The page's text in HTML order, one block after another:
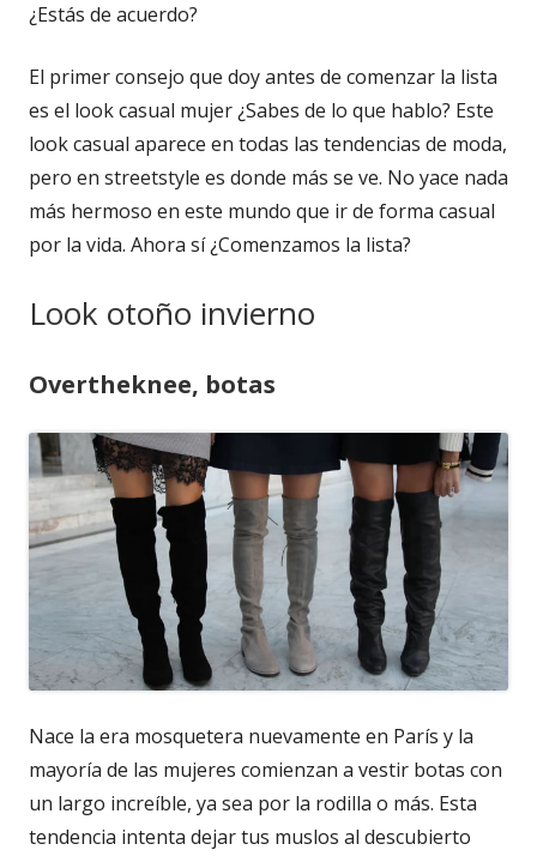
¿Estás de acuerdo?
El primer consejo que doy antes de comenzar la lista
es el look casual mujer ¿Sabes de lo que hablo? Este
look casual aparece en todas las tendencias de moda,
pero en streetstyle es donde más se ve. No yace nada
más hermoso en este mundo que ir de forma casual
por la vida. Ahora sí ¿Comenzamos la lista?
Look otoño invierno
Overtheknee, botas
Nace la era mosquetera nuevamente en París y la
mayoría de las mujeres comienzan a vestir botas con
un largo increíble, ya sea por la rodilla o más. Esta
tendencia intenta dejar tus muslos al descubierto